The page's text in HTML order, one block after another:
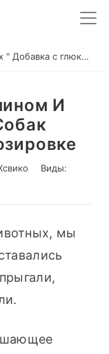
" Добавка с глюкозамином и хондроитином для собак Рекомендации по дозировке
И
Виды:
мы